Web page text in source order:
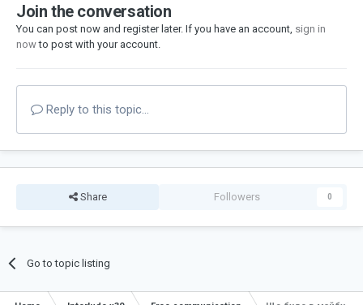
Join the conversation
You can post now and register later. If you have an account, sign in
nowto post with your account.
Reply to this topic...
Share Followers 0
Go to topic listing